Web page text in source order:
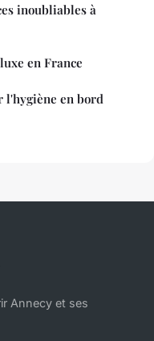
inoubliables à
en France
l'hygiène en bord
Annecy et ses